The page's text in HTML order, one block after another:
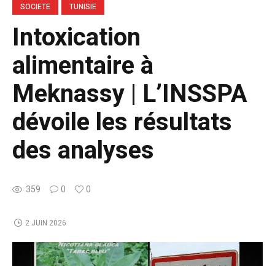
SOCIETE TUNISIE
Intoxication
alimentaire à
Meknassy | L’INSSPA
dévoile les résultats
des analyses
359 0 0
2 JUIN 2026